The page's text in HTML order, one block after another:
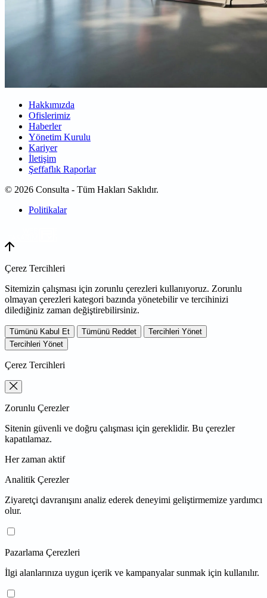
Hakkımızda
Ofislerimiz
Haberler
Yönetim Kurulu
Kariyer
İletişim
Şeffaflık Raporlar
© 2026 Consulta - Tüm Hakları Saklıdır.
Politikalar
Çerez Tercihleri
Sitemizin çalışması için zorunlu çerezleri kullanıyoruz. Zorunlu
olmayan çerezleri kategori bazında yönetebilir ve tercihinizi
dilediğiniz zaman değiştirebilirsiniz.
Tümünü Kabul Et Tümünü Reddet
Tercihleri Yönet
Tercihleri Yönet
Çerez Tercihleri
Zorunlu Çerezler
Sitenin güvenli ve doğru çalışması için gereklidir. Bu çerezler
kapatılamaz.
Her zaman aktif
Analitik Çerezler
Ziyaretçi davranışını analiz ederek deneyimi geliştirmemize yardımcı
olur.
Pazarlama Çerezleri
İlgi alanlarınıza uygun içerik ve kampanyalar sunmak için kullanılır.